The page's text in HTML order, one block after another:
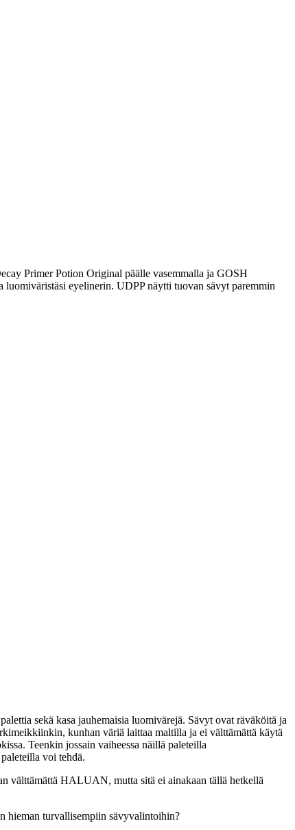
Primer Potion Original päälle vasemmalla ja GOSH
eyelinerin. UDPP näytti tuovan sävyt paremmin
sekä kasa jauhemaisia luomivärejä. Sävyt ovat räväköitä ja
kunhan väriä laittaa maltilla ja ei välttämättä käytä
Teenkin jossain vaiheessa näillä paleteilla
voi tehdä.
välttämättä HALUAN, mutta sitä ei ainakaan tällä hetkellä
hieman turvallisempiin sävyvalintoihin?